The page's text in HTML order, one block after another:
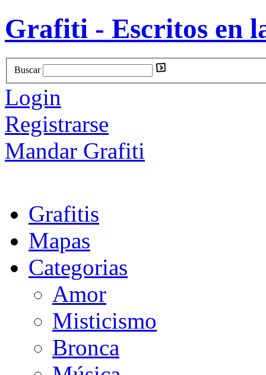
Grafiti - Escritos en
Buscar
Login
Registrarse
Mandar Grafiti
Grafitis
Mapas
Categorias
Amor
Misticismo
Bronca